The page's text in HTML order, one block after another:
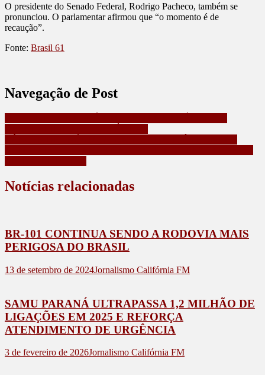
O presidente do Senado Federal, Rodrigo Pacheco, também se
pronunciou. O parlamentar afirmou que “o momento é de
recaução”.
Fonte: Brasil 61
Navegação de Post
Notícias relacionadas
BR-101 CONTINUA SENDO A RODOVIA MAIS
PERIGOSA DO BRASIL
13 de setembro de 2024Jornalismo Califórnia FM
SAMU PARANÁ ULTRAPASSA 1,2 MILHÃO DE
LIGAÇÕES EM 2025 E REFORÇA
ATENDIMENTO DE URGÊNCIA
3 de fevereiro de 2026Jornalismo Califórnia FM